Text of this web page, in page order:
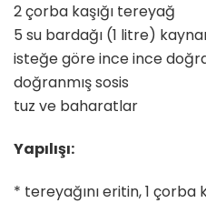
2 çorba kaşığı tereyağ
5 su bardağı (1 litre)
isteğe göre ince ince
doğranmış sosis
tuz ve baharatlar
Yapılışı:
* tereyağını eritin, 1 çorba